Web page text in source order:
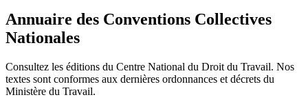
Annuaire des Conventions Collectives
Nationales
Consultez les éditions du Centre National du Droit du Travail. Nos
textes sont conformes aux dernières ordonnances et décrets du
Ministère du Travail.